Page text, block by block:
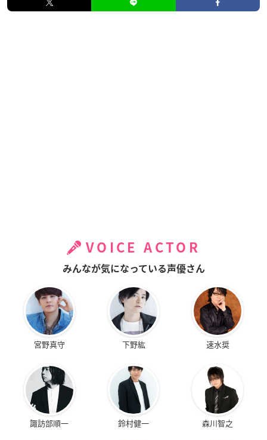
VOICE ACTOR
みんなが気になっている声優さん
宮野真守 下野紘 速水奨
諏訪部順一 鈴村健一 森川智之